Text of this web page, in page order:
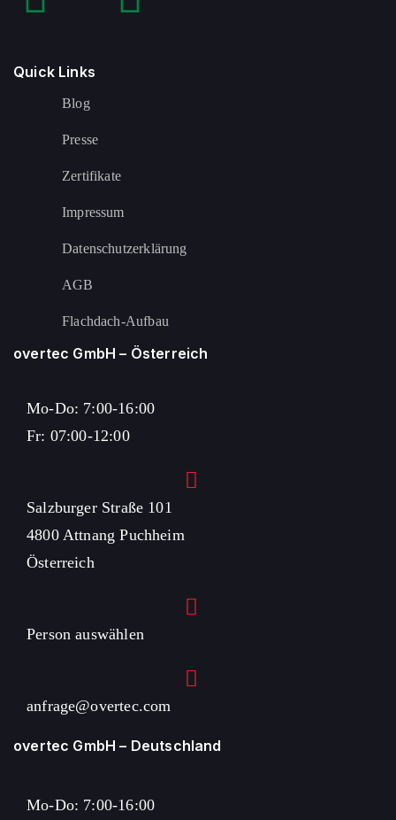
Quick Links
Blog
Presse
Zertifikate
Impressum
Datenschutzerklärung
AGB
Flachdach-Aufbau
overtec GmbH – Österreich
Mo-Do: 7:00-16:00
Fr: 07:00-12:00
Salzburger Straße 101
4800 Attnang Puchheim
Österreich
Person auswählen
anfrage@overtec.com
overtec GmbH – Deutschland
Mo-Do: 7:00-16:00